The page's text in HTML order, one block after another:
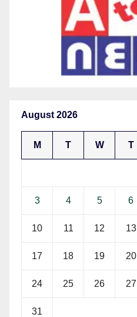
August 2026
M T W T
3 4 5 6
10 11 12 13
17 18 19 20
24 25 26 27
31